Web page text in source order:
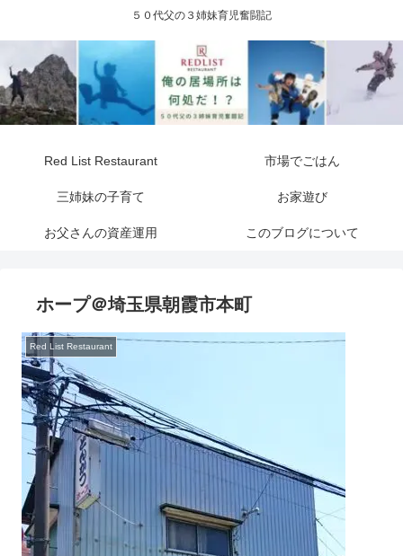
５０代父の３姉妹育児奮闘記
Red List Restaurant 市場でごはん
三姉妹の子育て お家遊び
お父さんの資産運用 このブログについて
ホープ＠埼玉県朝霞市本町
Red List Restaurant